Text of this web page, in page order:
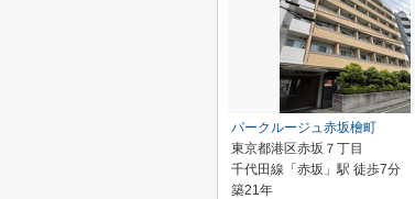
パークルージュ赤坂檜町
東京都港区赤坂７丁目
千代田線「赤坂」駅 徒歩7分
築21年